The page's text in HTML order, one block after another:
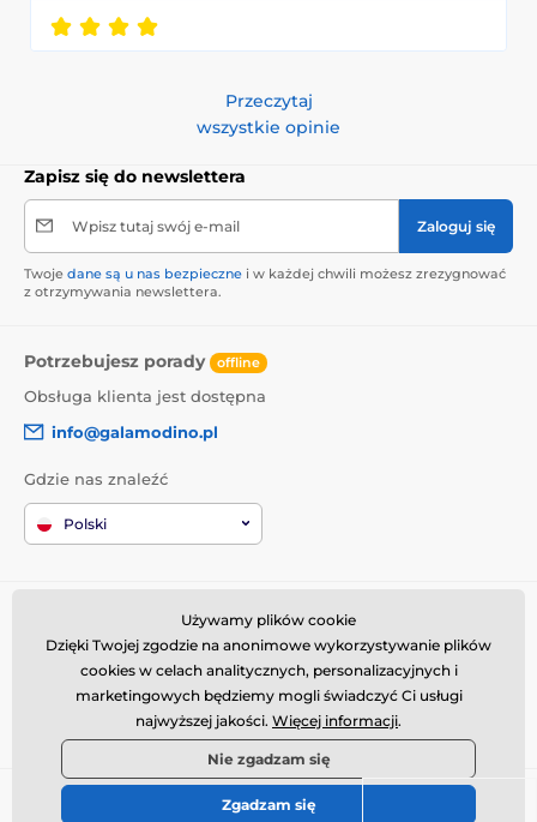
Przeczytaj
wszystkie opinie
Zapisz się do newslettera
Wpisz tutaj swój e-mail Zaloguj się
Twoje dane są u nas bezpieczne i w każdej chwili możesz zrezygnować
z otrzymywania newslettera.
Potrzebujesz porady offline
Obsługa klienta jest dostępna
info@galamodino.pl
Gdzie nas znaleźć
Polski
Informacje o zakupach
Regulamin zakupów
Zwroty i reklamacje
Kim jesteśmy
O nas
Dane kontaktowe
Współpraca z Galamodino
© 2026 www.galamodino.pl ⦁ Utworzono e-sklep
Używamy plików cookie
Dzięki Twojej zgodzie na anonimowe wykorzystywanie plików
cookies w celach analitycznych, personalizacyjnych i
marketingowych będziemy mogli świadczyć Ci usługi
najwyższej jakości. Więcej informacji.
Nie zgadzam się
Zgadzam się